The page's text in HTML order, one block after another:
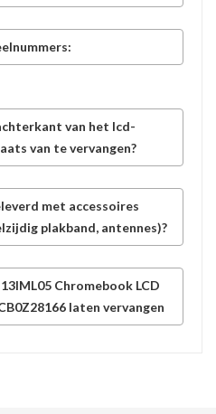
van het lcd-
van te vervangen?
met accessoires
plakband, antennes)?
Chromebook LCD
laten vervangen